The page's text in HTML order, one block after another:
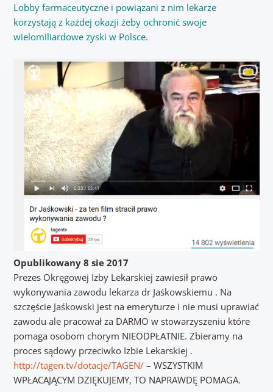
Lobby farmaceutyczne i powiązani z nim lekarze
korzystają z każdej okazji żeby ochronić swoje
wielomiliardowe zyski w Polsce.
Opublikowany 8 sie 2017
Prezes Okręgowej Izby Lekarskiej zawiesił prawo
wykonywania zawodu lekarza dr Jaśkowskiemu . Na
szczęście Jaśkowski jest na emeryturze i nie musi uprawiać
zawodu ale pracował za DARMO w stowarzyszeniu które
pomaga osobom chorym NIEODPŁATNIE. Zbieramy na
proces sądowy przeciwko Izbie Lekarskiej .
http://tagen.tv/dotacje/TAGEN/– WSZYSTKIM
WPŁACAJĄCYM DZIĘKUJEMY, TO NAPRAWDĘ POMAGA.